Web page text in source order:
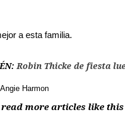
a esta familia.
Robin Thicke de fiesta
Angie Harmon
more articles like this